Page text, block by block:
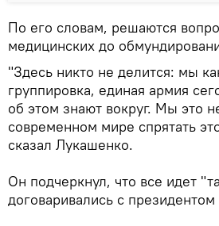
По его словам, решаются
медицинских до
"Здесь никто не делится: мы
группировка, единая армия
об этом знают вокруг. Мы это
современном мире спрятать
сказал Лукашенко.
Он подчеркнул, что все идет
договаривались с